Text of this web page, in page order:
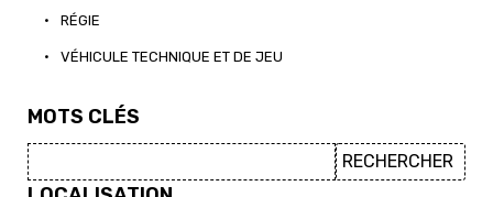
• RÉGIE
• VÉHICULE TECHNIQUE ET DE JEU
MOTS CLÉS